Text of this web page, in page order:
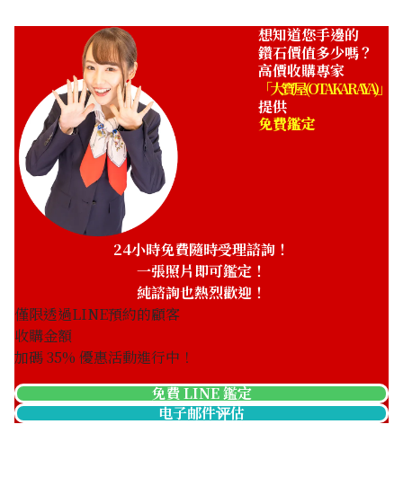
想知道您手邊的
鑽石價值多少嗎？
高價收購專家
「大寶屋 (OTAKARAYA)」
提供
免費鑑定
24小時免費隨時受理諮詢！
一張照片即可鑑定！
純諮詢也熱烈歡迎！
僅限透過LINE預約的顧客
收購金額
加碼35% 優惠活動進行中！
免費 LINE 鑑定
电子邮件评估